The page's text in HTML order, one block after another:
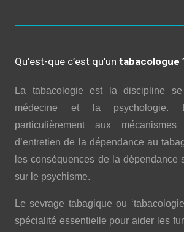
Qu’est-que c’est qu’un tabacologue
La tabacologie est la discipline
médecine et la psychologie.
particulièrement aux mécanismes
d’entretien de la dépendance au
les conséquences de la dépendance
sur le psychisme.
Le sevrage tabagique ou
spécialité essentielle pour aider les